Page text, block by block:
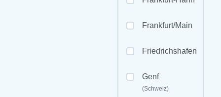
Frankfurt/Main
Friedrichshafen
Genf
(Schweiz)